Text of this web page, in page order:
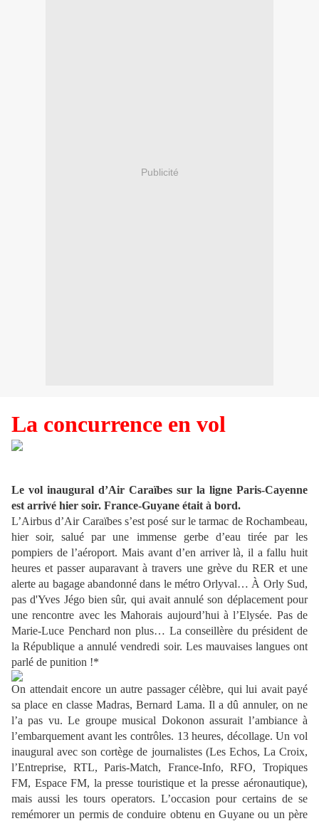
Publicité
La concurrence en vol
Le vol inaugural d’Air Caraïbes sur la ligne Paris-Cayenne
est arrivé hier soir. France-Guyane était à bord.
L’Airbus d’Air Caraïbes s’est posé sur le tarmac de Rochambeau,
hier soir, salué par une immense gerbe d’eau tirée par les
pompiers de l’aéroport. Mais avant d’en arriver là, il a fallu huit
heures et passer auparavant à travers une grève du RER et une
alerte au bagage abandonné dans le métro Orlyval… À Orly Sud,
pas d'Yves Jégo bien sûr, qui avait annulé son déplacement pour
une rencontre avec les Mahorais aujourd’hui à l’Elysée. Pas de
Marie-Luce Penchard non plus… La conseillère du président de
la République a annulé vendredi soir. Les mauvaises langues ont
parlé de punition !*
On attendait encore un autre passager célèbre, qui lui avait payé
sa place en classe Madras, Bernard Lama. Il a dû annuler, on ne
l’a pas vu. Le groupe musical Dokonon assurait l’ambiance à
l’embarquement avant les contrôles. 13 heures, décollage. Un vol
inaugural avec son cortège de journalistes (Les Echos, La Croix,
l’Entreprise, RTL, Paris-Match, France-Info, RFO, Tropiques
FM, Espace FM, la presse touristique et la presse aéronautique),
mais aussi les tours operators. L’occasion pour certains de se
remémorer un permis de conduire obtenu en Guyane ou un père